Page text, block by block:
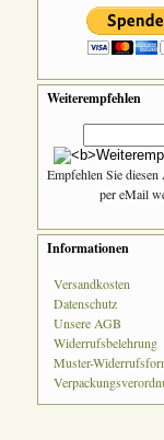
Weiterempfehlen
Empfehlen Sie
per eMail
Informationen
Versandkosten
Datenschutz
Unsere AGB
Widerrufsbelehrung
Muster-